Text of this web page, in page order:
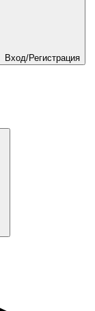
Вход/Регистрация